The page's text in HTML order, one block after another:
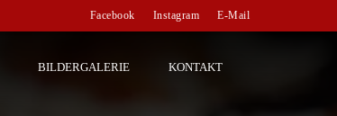
Facebook Instagram E-Mail
BILDERGALERIE KONTAKT